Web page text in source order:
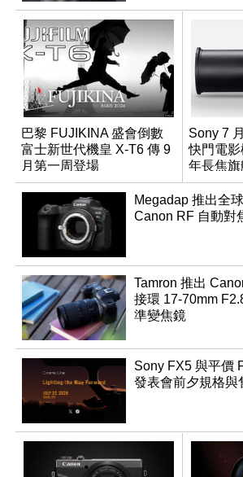
巴黎 FUJIKINA 盛會倒數
富士新世代機皇 X-T6 傳 9
月第一周登場
Sony 7
快門電
年長焦
登場
Megadap 推出全
Canon RF 自動對
Tamron 推出
接環 17-70mm
準變焦鏡
Sony FX5 與平價
發表會前夕規格與